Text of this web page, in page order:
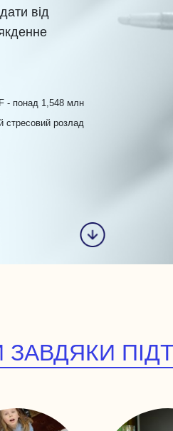
від
- понад 1,548 млн
стресовий розлад